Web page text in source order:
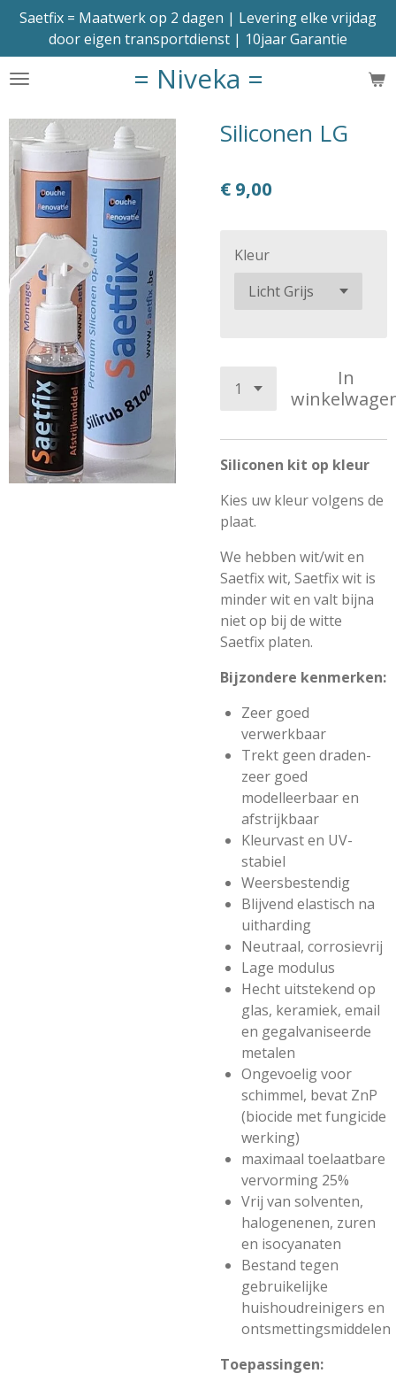
Ga
naar
de
= Niveka =
Saetfix = Maatwerk op 2 dagen | Levering elke vrijdag
door eigen transportdienst | 10jaar Garantie
Siliconen LG
€ 9,00
Kleur
In
Siliconen kit op kleur
Kies uw kleur volgens de
plaat.
We hebben wit/wit en
Saetfix wit, Saetfix wit is
minder wit en valt bijna
niet op bij de witte
Saetfix platen.
Bijzondere kenmerken:
Zeer goed
verwerkbaar
Trekt geen draden-
zeer goed
modelleerbaar en
afstrijkbaar
Kleurvast en UV-
stabiel
Weersbestendig
Blijvend elastisch na
uitharding
Neutraal, corrosievrij
Lage modulus
Hecht uitstekend op
glas, keramiek, email
en gegalvaniseerde
metalen
Ongevoelig voor
schimmel, bevat ZnP
(biocide met fungicide
werking)
maximaal toelaatbare
vervorming 25%
Vrij van solventen,
halogenenen, zuren
en isocyanaten
Bestand tegen
gebruikelijke
huishoudreinigers en
ontsmettingsmiddelen
Toepassingen: